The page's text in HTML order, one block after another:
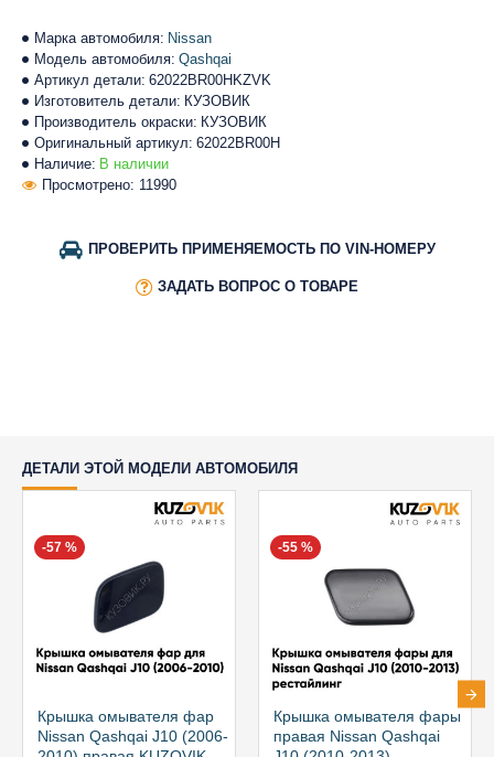
Наличие: В наличии
Марка автомобиля: Nissan
Модель автомобиля: Qashqai
Артикул детали: 62022BR00HKZVK
Изготовитель детали: КУЗОВИК
Производитель окраски: КУЗОВИК
Оригинальный артикул: 62022BR00H
Просмотрено: 11990
ПРОВЕРИТЬ ПРИМЕНЯЕМОСТЬ ПО VIN-НОМЕРУ
ЗАДАТЬ ВОПРОС О ТОВАРЕ
ДЕТАЛИ ЭТОЙ МОДЕЛИ АВТОМОБИЛЯ
-57 %
Крышка омывателя фар
Nissan Qashqai J10 (2006-
-55 %
Крышка омывателя фары
правая Nissan Qashqai